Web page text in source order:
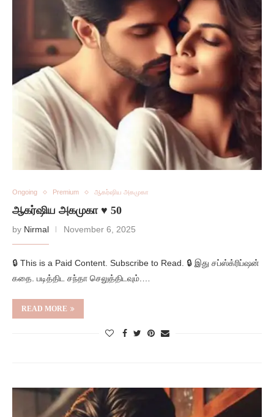
Ongoing Premium ஆகர்ஷிய அகமுகா
ஆகர்ஷிய அகமுகா ♥️ 50
by Nirmal November 6, 2025
🔒 This is a Paid Content. Subscribe to Read. 🔒 இது சப்ஸ்க்ரிப்ஷன்
கதை. படித்திட சந்தா செலுத்திடவும்.…
READ MORE